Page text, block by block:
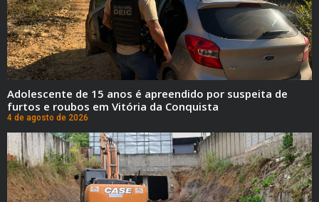
Adolescente de 15 anos é apreendido por suspeita de
furtos e roubos em Vitória da Conquista
4 de agosto de 2026